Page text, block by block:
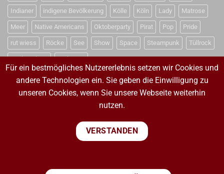
Indianer indigene Bevölkerung Kölle Köln Lady Matrose
Meer Native Americans Oktoberparty Pirat Pop Pride
rut wiess Röcke See Show Space Steampunk Tüllrock
Weihnachten Weltraum
VERTRAG WIDERRUFEN
VERTRAG WIDERRUFEN
PayPal Visa MasterCard
Sepa
Für ein bestmögliches Nutzererlebnis setzen wir Cookies und
andere Technologien ein. Sie geben die Einwilligung zu
unseren Cookies, wenn Sie unsere Webseite weiterhin
nutzen.
VERSTANDEN